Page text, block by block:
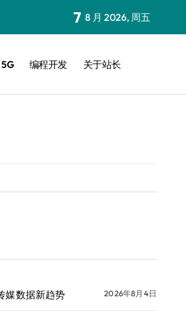
7 8 月 2026, 周五
5G 编程开发 关于站长
媒数据新趋势 2026年8月4日